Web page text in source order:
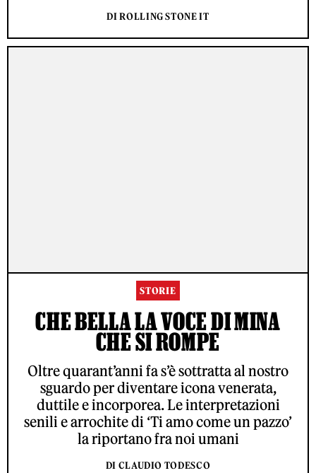
DI ROLLING STONE IT
STORIE
CHE BELLA LA VOCE DI MINA
CHE SI ROMPE
Oltre quarant’anni fa s’è sottratta al nostro
sguardo per diventare icona venerata,
duttile e incorporea. Le interpretazioni
senili e arrochite di ‘Ti amo come un pazzo’
la riportano fra noi umani
DI CLAUDIO TODESCO